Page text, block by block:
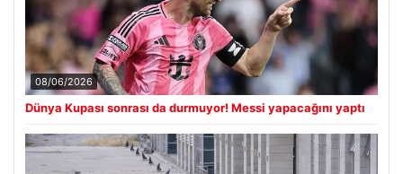
08/06/2026
Dünya Kupası sonrası da durmuyor! Messi yapacağını yaptı